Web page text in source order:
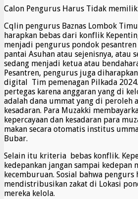
Calon Pengurus Harus Tidak
Cqlin pengurus Baznas Lombok
harapkan bebas dari konflik
menjadi pengurus pondok
pantai Asuhan atau sejenisnya, atau
sedang menjadi ketua atau
Pesantren, pengurus juga
digital Tim pemenagan Pilkada
pertegas karena anggaran yang di
adalah dana ummat yang di peroleh
kesadaran. Para Muzakki
kepercayaan dan kesadaran para
makan secara otomatis institus
Bubar.
Selain itu kriteria bebas konflik.
kedepankan jangan sampai kedepan
kecemburuan. Sosial bahwa pengurs
mendistribusikan zakat di Lokasi
mereka kelola.